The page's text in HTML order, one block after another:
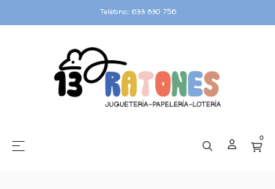
Teléfono: 633 830 756
Navegación de palanca
☰ 0